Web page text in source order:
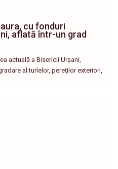
cu fonduri
aflată într-un grad
actuală a Bisericii Urșani,
al turlelor, pereților exteriori,